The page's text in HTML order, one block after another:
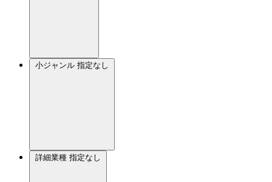
小ジャンル 指定なし
詳細業種 指定なし